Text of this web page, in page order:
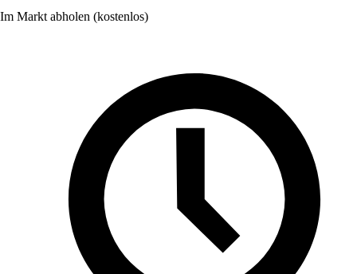
Im Markt abholen (kostenlos)